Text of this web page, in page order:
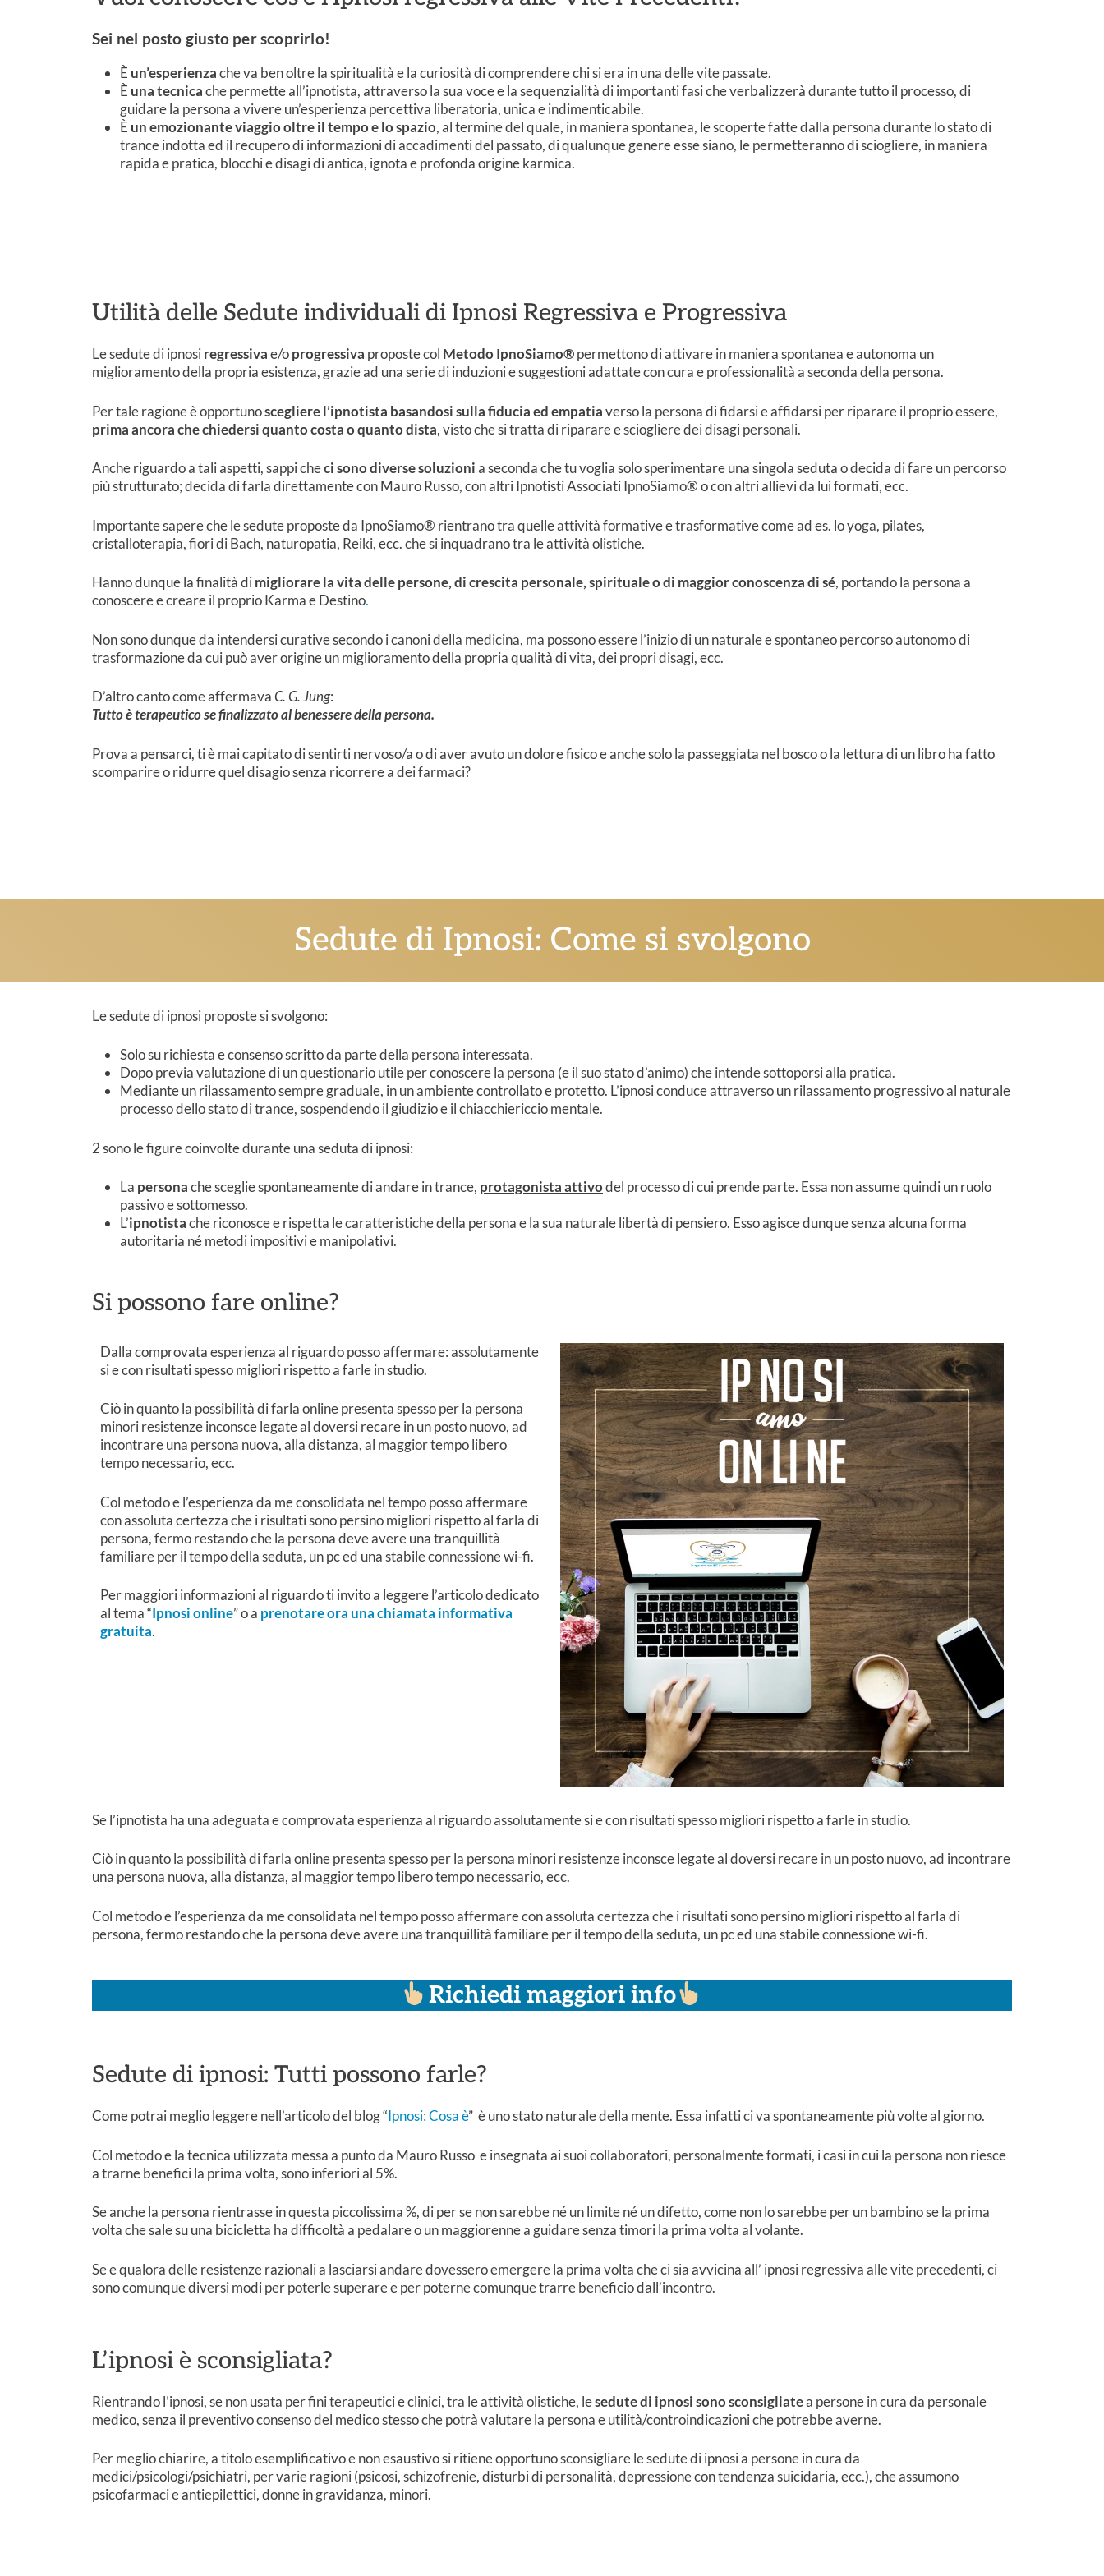
Sei nel posto giusto per scoprirlo!
È un’esperienzache va ben oltre la spiritualità e la curiosità di comprendere chi si era in una delle vite passate.
È una tecnicache permette all’ipnotista, attraverso la sua voce e la sequenzialità di importanti fasi che verbalizzerà durante tutto il processo, di
guidare la persona a vivere un’esperienza percettiva liberatoria, unica e indimenticabile.
È un emozionante viaggio oltre il tempo e lo spazio, al termine del quale, in maniera spontanea, le scoperte fatte dalla persona durante lo stato di
trance indotta ed il recupero di informazioni di accadimenti del passato, di qualunque genere esse siano, le permetteranno di sciogliere, in maniera
rapida e pratica, blocchi e disagi di antica, ignota e profonda origine karmica.
Utilità delle Sedute individuali di Ipnosi Regressiva e Progressiva
Le sedute di ipnosiregressivae/oprogressiva proposte col Metodo IpnoSiamo®permettono di attivare in maniera spontanea e autonoma un
miglioramento della propria esistenza, grazie ad una serie di induzioni e suggestioni adattate con cura e professionalità a seconda della persona.
Per tale ragione è opportunoscegliere l’ipnotista basandosi sulla fiducia ed empatiaverso la persona di fidarsi e affidarsi per riparare il proprio essere,
prima ancora che chiedersi quanto costa o quanto dista, visto che si tratta di riparare e sciogliere dei disagi personali.
Anche riguardo a tali aspetti, sappi checi sono diverse soluzionia seconda che tu voglia solo sperimentare una singola seduta o decida di fare un percorso
più strutturato; decida di farla direttamente con Mauro Russo, con altri Ipnotisti Associati IpnoSiamo® o con altri allievi da lui formati, ecc.
Importante sapere che le sedute proposte da IpnoSiamo® rientrano tra quelle attività formative e trasformative come ad es. lo yoga, pilates,
cristalloterapia, fiori di Bach, naturopatia, Reiki, ecc. che si inquadrano tra le attività olistiche.
Hanno dunque la finalità dimigliorare la vita delle persone, di crescita personale, spirituale o di maggior conoscenza di sé, portando la persona a
conoscere e creare il proprio Karma e Destino.
Non sono dunque da intendersi curative secondo i canoni della medicina, ma possono essere l’inizio di un naturale e spontaneo percorso autonomo di
trasformazione da cui può aver origine un miglioramento della propria qualità di vita, dei propri disagi, ecc.
D’altro canto come affermavaC. G. Jung:
Tutto è terapeutico se finalizzato al benessere della persona.
Prova a pensarci, ti è mai capitato di sentirti nervoso/a o di aver avuto un dolore fisico e anche solo la passeggiata nel bosco o la lettura di un libro ha fatto
scomparire o ridurre quel disagio senza ricorrere a dei farmaci?
Sedute di Ipnosi: Come si svolgono
Le sedute di ipnosi proposte si svolgono:
Solo su richiesta e consenso scritto da parte della persona interessata.
Dopo previa valutazione di un questionario utile per conoscere la persona (e il suo stato d’animo) che intende sottoporsi alla pratica.
Mediante un rilassamento sempre graduale, in un ambiente controllato e protetto. L’ipnosi conduce attraverso un rilassamento progressivo al naturale
processo dello stato di trance, sospendendo il giudizio e il chiacchiericcio mentale.
2 sono le figure coinvolte durante una seduta di ipnosi:
La personache sceglie spontaneamente di andare in trance, protagonista attivodel processo di cui prende parte. Essa non assume quindi un ruolo
passivo e sottomesso.
L’ipnotistache riconosce e rispetta le caratteristiche della persona e la sua naturale libertà di pensiero. Esso agisce dunque senza alcuna forma
autoritaria né metodi impositivi e manipolativi.
Si possono fare online?
Dalla comprovata esperienza al riguardo posso affermare: assolutamente
si e con risultati spesso migliori rispetto a farle in studio.
Ciò in quanto la possibilità di farla online presenta spesso per la persona
minori resistenze inconsce legate al doversi recare in un posto nuovo, ad
incontrare una persona nuova, alla distanza, al maggior tempo libero
tempo necessario, ecc.
Col metodo e l’esperienza da me consolidata nel tempo posso affermare
con assoluta certezza che i risultati sono persino migliori rispetto al farla di
persona, fermo restando che la persona deve avere una tranquillità
familiare per il tempo della seduta, un pc ed una stabile connessione wi-fi.
Per maggiori informazioni al riguardo ti invito a leggere l’articolo dedicato
al tema “Ipnosi online” o a prenotare ora una chiamata informativa
gratuita.
Se l’ipnotista ha una adeguata e comprovata esperienza al riguardo assolutamente si e con risultati spesso migliori rispetto a farle in studio.
Ciò in quanto la possibilità di farla online presenta spesso per la persona minori resistenze inconsce legate al doversi recare in un posto nuovo, ad incontrare
una persona nuova, alla distanza, al maggior tempo libero tempo necessario, ecc.
Col metodo e l’esperienza da me consolidata nel tempo posso affermare con assoluta certezza che i risultati sono persino migliori rispetto al farla di
persona, fermo restando che la persona deve avere una tranquillità familiare per il tempo della seduta, un pc ed una stabile connessione wi-fi.
Richiedi maggiori info
Sedute di ipnosi: Tutti possono farle?
Come potrai meglio leggere nell’articolo del blog “Ipnosi: Cosa è” è uno stato naturale della mente. Essa infatti ci va spontaneamente più volte al giorno.
Col metodo e la tecnica utilizzata messa a punto da Mauro Russo e insegnata ai suoi collaboratori, personalmente formati, i casi in cui la persona non riesce
a trarne benefici la prima volta, sono inferiori al 5%.
Se anche la persona rientrasse in questa piccolissima %, di per se non sarebbe né un limite né un difetto, come non lo sarebbe per un bambino se la prima
volta che sale su una bicicletta ha difficoltà a pedalare o un maggiorenne a guidare senza timori la prima volta al volante.
Se e qualora delle resistenze razionali a lasciarsi andare dovessero emergere la prima volta che ci sia avvicina all’ ipnosi regressiva alle vite precedenti, ci
sono comunque diversi modi per poterle superare e per poterne comunque trarre beneficio dall’incontro.
L’ipnosi è sconsigliata?
Rientrando l’ipnosi, se non usata per fini terapeutici e clinici, tra le attività olistiche, lesedute di ipnosi sono sconsigliatea persone in cura da personale
medico, senza il preventivo consenso del medico stesso che potrà valutare la persona e utilità/controindicazioni che potrebbe averne.
Per meglio chiarire, a titolo esemplificativo e non esaustivo si ritiene opportuno sconsigliare le sedute di ipnosi a persone in cura da
medici/psicologi/psichiatri, per varie ragioni (psicosi, schizofrenie, disturbi di personalità, depressione con tendenza suicidaria, ecc.), che assumono
psicofarmaci e antiepilettici, donne in gravidanza, minori.